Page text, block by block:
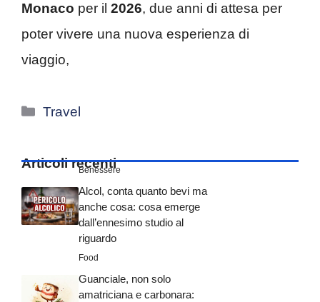
Monaco per il 2026, due anni di attesa per
poter vivere una nuova esperienza di
viaggio,
Categorie
Travel
Articoli recenti
Benessere
Alcol, conta quanto bevi ma
anche cosa: cosa emerge
dall’ennesimo studio al
riguardo
Food
Guanciale, non solo
amatriciana e carbonara: